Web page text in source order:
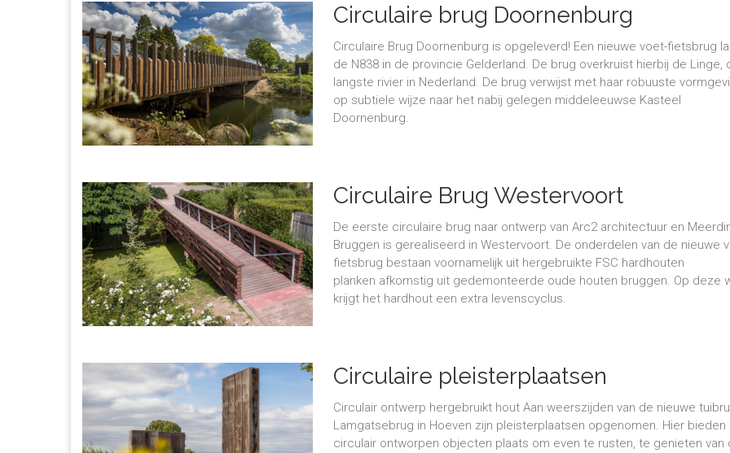
Circulaire brug Doornenburg
opgeleverd
Circulaire Brug Doornenburg is opgeleverd! Een nieuwe voet-fietsbrug
de N838 in de provincie Gelderland. De brug overkruist hierbij de Linge,
langste rivier in Nederland. De brug verwijst met haar robuuste
op subtiele wijze naar het nabij gelegen middeleeuwse Kasteel
Doornenburg.
Circulaire Brug Westervoort
De eerste circulaire brug naar ontwerp van Arc2 architectuur en
Bruggen is gerealiseerd in Westervoort. De onderdelen van de nieuwe
fietsbrug bestaan voornamelijk uit hergebruikte FSC hardhouten
planken afkomstig uit gedemonteerde oude houten bruggen. Op deze
krijgt het hardhout een extra levenscyclus.
Circulaire pleisterplaatsen
Circulair ontwerp hergebruikt hout Aan weerszijden van de nieuwe
Lamgatsebrug in Hoeven zijn pleisterplaatsen opgenomen. Hier bieden
circulair ontworpen objecten plaats om even te rusten, te genieten van